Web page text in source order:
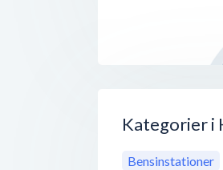
Kategorier i
Bensinstationer